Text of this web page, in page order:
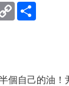
Copy
Link
個自己的油！